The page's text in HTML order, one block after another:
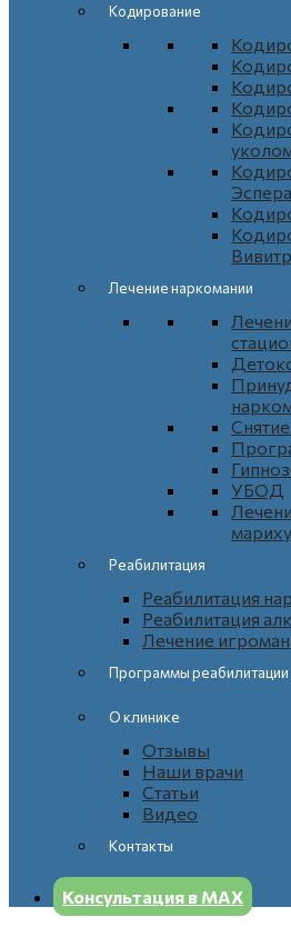
Кодирование
Лечение наркомании
УБОД
Реабилитация
Реабилитация
Реабилитация
Лечение
Программы реабилитации
О клинике
Отзывы
Наши врачи
Статьи
Видео
Контакты
Консультация в МАХ